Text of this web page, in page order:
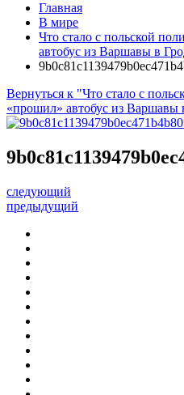
Главная
В мире
Что стало с польской
автобус из Варшавы в
Вернуться к "Что стало с
«прошил» автобус из Варшавы
следующий
предыдущий